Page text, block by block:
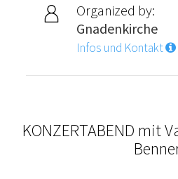
Organized by:
Gnadenkirche
Infos und Kontakt
KONZERTABEND mit